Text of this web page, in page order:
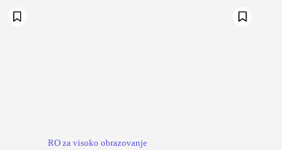
RO za visoko obrazovanje